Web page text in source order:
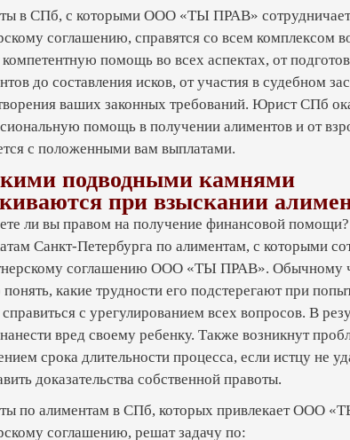
соглашению, окажут компетентную
Мы всегда добиваемся справедливого решения –
карточке.
(в зависимости от сложности).
(в зависимости от предметности, основания,
подсудности).
в СПб, с которыми ООО «ТЫ ПРАВ»
соглашению, справятся со всем комплексом
помощь во всех аспектах, от
до составления исков, от участия в судебном
ваших законных требований. Юрист СПб
помощь в получении алиментов и от
с положенными вам выплатами.
подводными камнями
при взыскании
ли вы правом на получение финансовой
Санкт-Петербурга по алиментам, с которыми
соглашению ООО «ТЫ ПРАВ». Обычному
какие трудности его подстерегают при
с урегулированием всех вопросов. В
вред своему ребенку. Также возникнут
срока длительности процесса, если истцу не
доказательства собственной правоты.
по алиментам в СПб, которых привлекает ООО
соглашению, решат задачу по: